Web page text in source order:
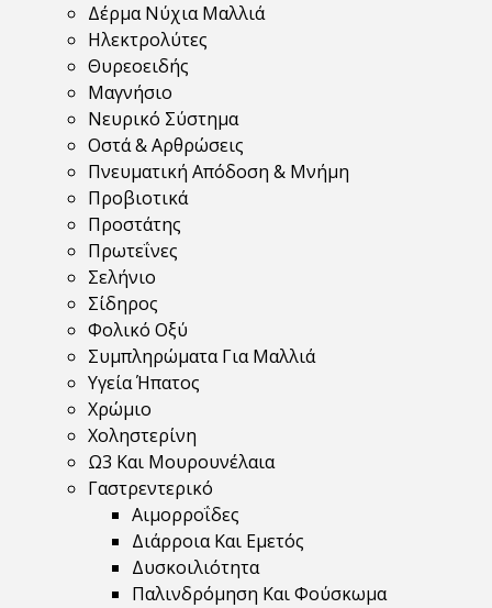
Δέρμα Νύχια Μαλλιά
Ηλεκτρολύτες
Θυρεοειδής
Μαγνήσιο
Νευρικό Σύστημα
Οστά & Αρθρώσεις
Πνευματική Απόδοση & Μνήμη
Προβιοτικά
Προστάτης
Πρωτεΐνες
Σελήνιο
Σίδηρος
Φολικό Οξύ
Συμπληρώματα Για Μαλλιά
Υγεία Ήπατος
Χρώμιο
Χοληστερίνη
Ω3 Και Μουρουνέλαια
Γαστρεντερικό
Αιμορροΐδες
Διάρροια Και Εμετός
Δυσκοιλιότητα
Παλινδρόμηση Και Φούσκωμα